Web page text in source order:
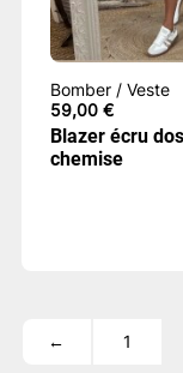
Bomber / Veste
59,00 €
Blazer écru dos
chemise
← 1